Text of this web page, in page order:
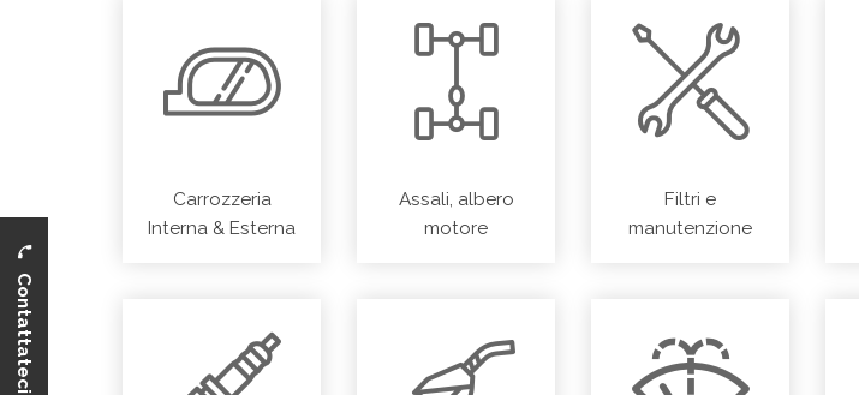
Carrozzeria
Interna & Esterna
Assali, albero
motore
Filtri e
manutenzione
Contattateci